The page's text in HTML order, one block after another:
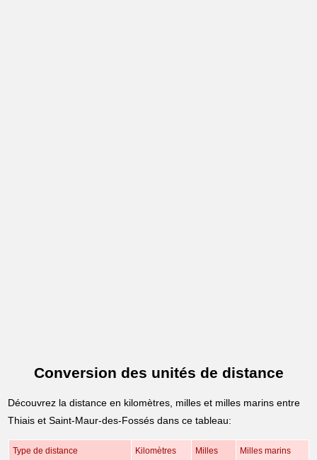
Conversion des unités de distance
Découvrez la distance en kilomètres, milles et milles marins entre
Thiais et Saint-Maur-des-Fossés dans ce tableau:
Type de distance Kilomètres Milles Milles marins